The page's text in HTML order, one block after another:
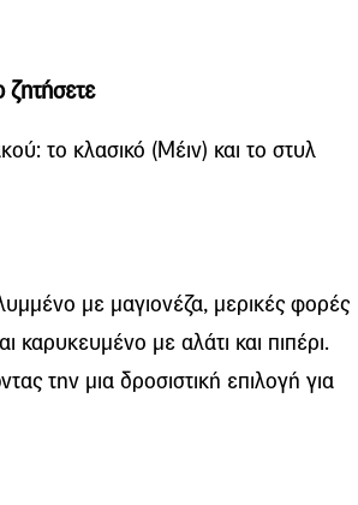
το κλασικό (Μέιν) και το στυλ
με μαγιονέζα, μερικές φορές
καρυκευμένο με αλάτι και πιπέρι.
την μια δροσιστική επιλογή για